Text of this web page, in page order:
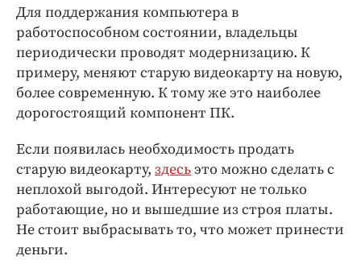
Спорт
Экономика и бизнес
ПРОЕКТЫ
Блоги
Медиаперсона
Интересное чтиво
Клиника года
Бренд года
Работодатель года
Для поддержания компьютера в
работоспособном состоянии, владельцы
периодически проводят модернизацию. К
примеру, меняют старую видеокарту на новую,
более современную. К тому же это наиболее
дорогостоящий компонент ПК.
Если появилась необходимость продать
старую видеокарту, здесьэто можно сделать с
неплохой выгодой. Интересуют не только
работающие, но и вышедшие из строя платы.
Не стоит выбрасывать то, что может принести
деньги.